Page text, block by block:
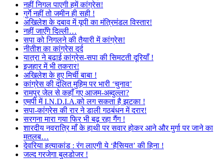
नहीं निगल पाएगी हमें कांग्रेस!
गुर्गे नहीं तो जमीन ही सही !
अखिलेश के दबाव में यूपी का मंत्रिमंडल विस्तार!
नहीं जाएँगे दिल्ली…
सपा को निगलने की तैयारी में कांग्रेस!
नीतीश का कांग्रेस दर्द
यात्रा ने बढ़ाई कांग्रेस-सपा की सिमटती दूरियाँ !
इजहार में भी तकरार!
अखिलेश के हुए मिर्ची बाबा !
कांग्रेस की दलित मुहिम पर भारी ‘चुनाव’
रामपुर जेल से कहाँ गए आजम-अब्दुल्ला?
एमपी में I.N.D.I.A.को लग सकता है झटका !
सपा-कांग्रेस की रार ने डाली गठबंधन में दरार!
सरगना मारा गया फिर भी बढ़ रहा गैंग !
शारदीय नवरात्रि माँ के हाथी पर सवार होकर आने और मुर्गा पर जाने का
मतलब…
देवरिया हत्याकांड : रंग लाएगी ये ‘हैसियत’ की हिना !
जल्द गरजेगा बुलडोजर !